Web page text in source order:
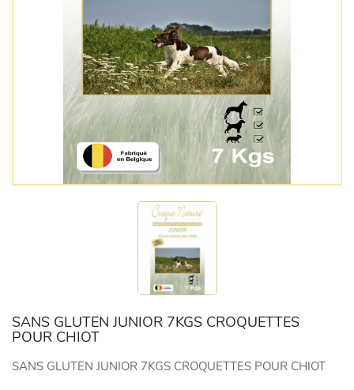
SANS GLUTEN JUNIOR 7KGS CROQUETTES
POUR CHIOT
SANS GLUTEN JUNIOR 7KGS CROQUETTES POUR CHIOT